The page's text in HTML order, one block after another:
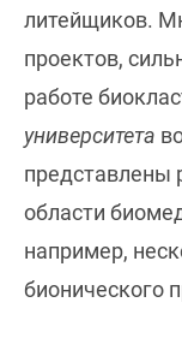
литейщиков.
проектов,
работе
университета
представлены
области
например,
бионического